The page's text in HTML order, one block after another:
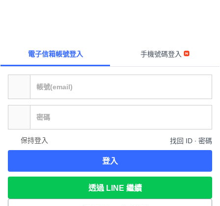
電子信箱帳號登入 手機號碼登入
保持登入 找回 ID ∙ 密碼
登入
透過 LINE 繼續